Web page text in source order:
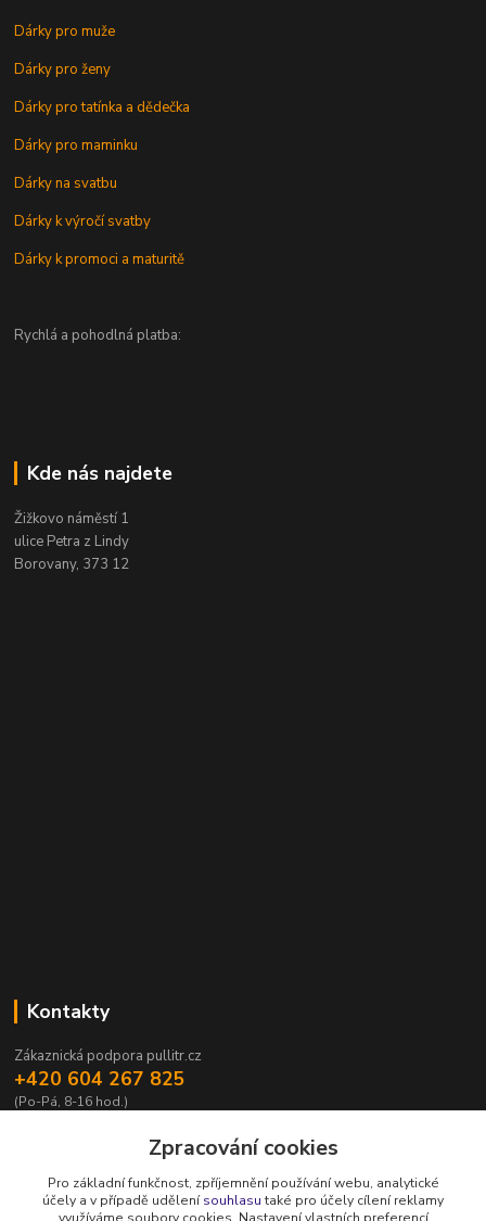
Dárky pro muže
Dárky pro ženy
Dárky pro tatínka a dědečka
Dárky pro maminku
Dárky na svatbu
Dárky k výročí svatby
Dárky k promoci a maturitě
Rychlá a pohodlná platba:
Kde nás najdete
Žižkovo náměstí 1
ulice Petra z Lindy
Borovany, 373 12
Kontakty
Zákaznická podpora pullitr.cz
+420 604 267 825
(Po-Pá, 8-16 hod.)
Zpracování cookies
Pro základní funkčnost, zpříjemnění používání webu, analytické
účely a v případě udělenísouhlasutaké pro účely cílení reklamy